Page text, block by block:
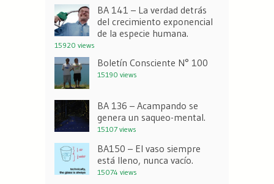
BA 141 – La verdad detrás
del crecimiento exponencial
de la especie humana.
15920 views
Boletín Consciente N° 100
15190 views
BA 136 – Acampando se
genera un saqueo-mental.
15107 views
BA150 – El vaso siempre
está lleno, nunca vacío.
15074 views